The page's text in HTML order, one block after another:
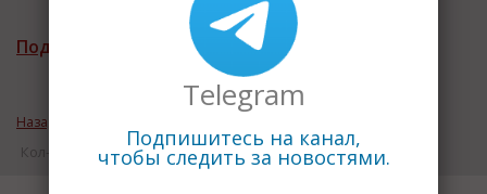
Подписаться на рассылку новостей
Назад к рубрике «Индустриальный мир»
Кол-во просмотров: 18072
Telegram
Подпишитесь на канал,
чтобы следить за новостями.